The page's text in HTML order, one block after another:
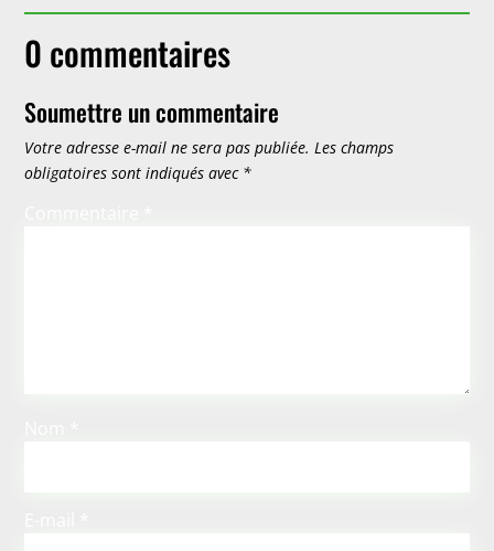
0 commentaires
Soumettre un commentaire
Votre adresse e-mail ne sera pas publiée. Les champs
obligatoires sont indiqués avec *